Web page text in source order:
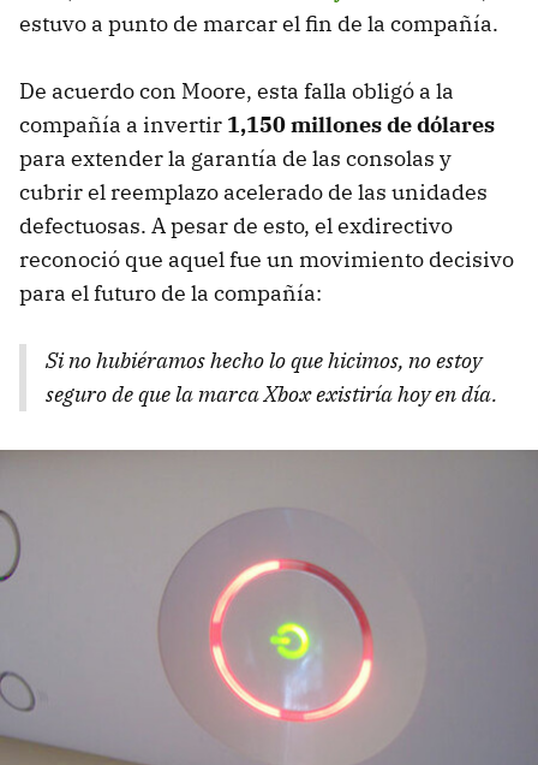
estuvo a punto de marcar el fin de la compañía.
De acuerdo con Moore, esta falla obligó a la
compañía a invertir 1,150 millones de dólares
para extender la garantía de las consolas y
cubrir el reemplazo acelerado de las unidades
defectuosas. A pesar de esto, el exdirectivo
reconoció que aquel fue un movimiento decisivo
para el futuro de la compañía:
Si no hubiéramos hecho lo que hicimos, no estoy
seguro de que la marca Xbox existiría hoy en día.